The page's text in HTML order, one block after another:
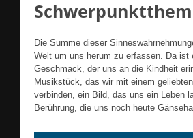
Die Summe dieser
Welt um uns herum zu erfassen. Da ist
Geschmack, der uns an die Kindheit
Musikstück, das wir mit einem
verbinden, ein Bild, das uns ein Leben
Berührung, die uns noch heute